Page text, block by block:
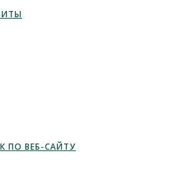
ПО ВЕБ-САЙТУ